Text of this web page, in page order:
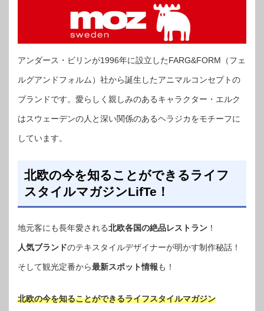
アンダース・ビリンが1996年に設立したFARG&FORM（フェ
ルグアンドフォルム）社から誕生したアニマルコンセプトの
ブランドです。愛らしく親しみのあるキャラクター・エルク
はスウェーデンの人と深い関係のあるヘラジカをモチーフに
しています。
北欧の今を知ることができるライフ
スタイルマガジンLifTe！
地元客にも長年愛される北欧各国の絶品レストラン ！
人気ブランドのテキスタイルデザイナーが明かす制作秘話！
そして観光定番から最新スポット情報も！
北欧の今を知ることができるライフスタイルマガジン